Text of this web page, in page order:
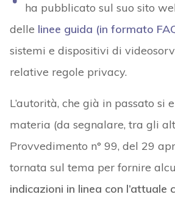
ha pubblicato sul suo sito
delle linee guida (in formato
sistemi e dispositivi di
relative regole privacy.
L’autorità, che già in passato si
materia (da segnalare, tra gli
Provvedimento n° 99, del 29
tornata sul tema per fornire
indicazioni in linea con l’attuale